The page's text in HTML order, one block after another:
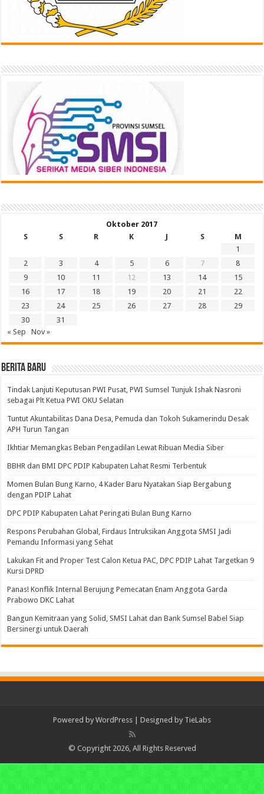
Oktober 2017
S
S R K J S
M
1
2
3 4 5 6 7
8
9
10 11 12 13 14
15
16
17 18 19 20 21
22
23
24 25 26 27 28
29
30
31
« Sep
Nov »
BERITA BARU
Tindak Lanjuti Keputusan PWI Pusat, PWI Sumsel Tunjuk Ishak Nasroni
sebagai Plt Ketua PWI OKU Selatan
Tuntut Akuntabilitas Dana Desa, Pemuda dan Tokoh Sukamerindu Desak
APH Turun Tangan
Ikhtiar Memangkas Beban Pengadilan Lewat Ribuan Media Siber
BBHR dan BMI DPC PDIP Kabupaten Lahat Resmi Terbentuk
Momen Bulan Bung Karno, 4 Kader Baru Nyatakan Siap Bergabung
dengan PDIP Lahat
DPC PDIP Kabupaten Lahat Peringati Bulan Bung Karno
Respons Perubahan Global, Firdaus Intruksikan Anggota SMSI Jadi
Pemandu Informasi yang Sehat
Lakukan Fit and Proper Test Calon Ketua PAC, DPC PDIP Lahat Targetkan 9
Kursi DPRD
Panas! Konflik Internal Berujung Pemecatan Enam Anggota Garda
Prabowo DKC Lahat
Bangun Kemitraan yang Solid, SMSI Lahat dan Bank Sumsel Babel Siap
Bersinergi untuk Daerah
Powered by WordPress | Designed by TieLabs
© Copyright 2026, All Rights Reserved